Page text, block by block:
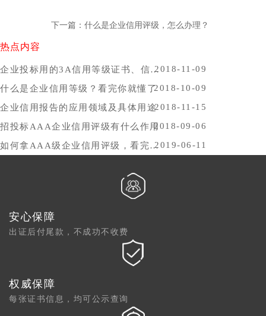
下一篇：什么是企业信用评级，怎么办理？
热点内容
企业投标用的3A信用等级证书、信用报告办理时间，哪里办比较好？2018-11-09
什么是企业信用等级？看完你就懂了2018-10-09
企业信用报告的应用领域及具体用途2018-11-15
招投标AAA企业信用评级有什么作用2018-09-06
如何拿AAA级企业信用评级，看完你就懂了2019-06-11
安心保障
出证后付尾款，不成功不收费
权威保障
每张证书信息，均可公示查询